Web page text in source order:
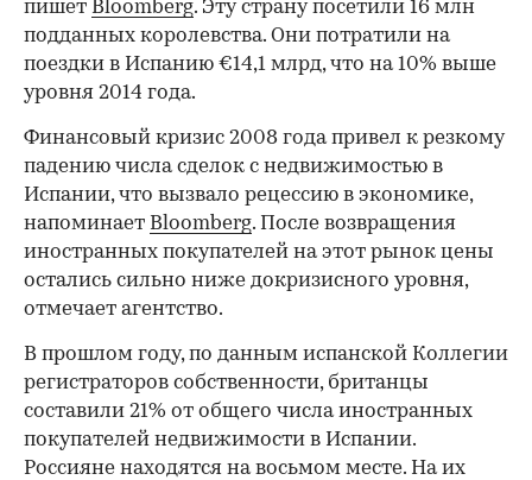
пишет Bloomberg. Эту страну посетили 16 млн
подданных королевства. Они потратили на
поездки в Испанию €14,1 млрд, что на 10% выше
уровня 2014 года.
Финансовый кризис 2008 года привел к резкому
падению числа сделок с недвижимостью в
Испании, что вызвало рецессию в экономике,
напоминает Bloomberg. После возвращения
иностранных покупателей на этот рынок цены
остались сильно ниже докризисного уровня,
отмечает агентство.
В прошлом году, по данным испанской Коллегии
регистраторов собственности, британцы
составили 21% от общего числа иностранных
покупателей недвижимости в Испании.
Россияне находятся на восьмом месте. На их